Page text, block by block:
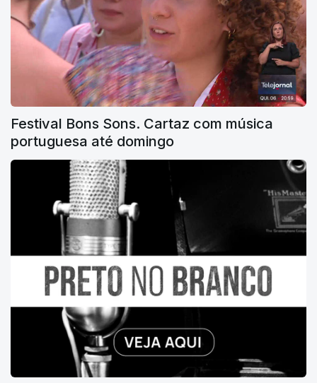
Festival Bons Sons. Cartaz com música
portuguesa até domingo